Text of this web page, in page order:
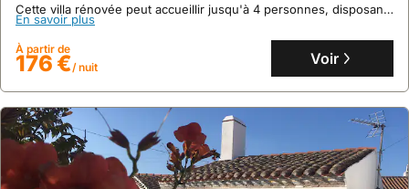
Cette villa rénovée peut accueillir jusqu'à 4 personnes, disposant
de 2 chambres confortables, d'une cuisine équipée et d'une salle
de bain avec lave-linge, offrant un séjour moderne.
En savoir plus
À partir de
176 €/ nuit Voir